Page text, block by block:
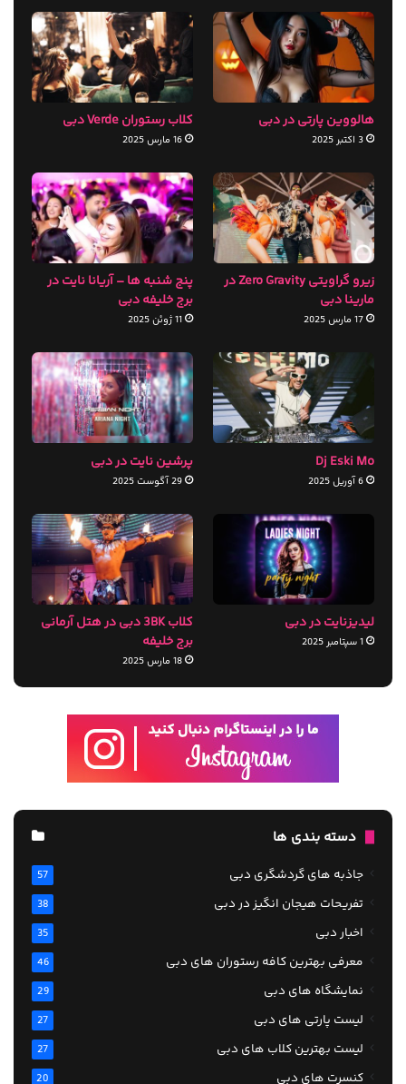
هالووین پارتی در دبی
3 اکتبر 2025
کلاب رستوران Verde دبی
16 مارس 2025
زیرو گراویتی Zero Gravity در
مارینا دبی
17 مارس 2025
پنج شنبه ها – آریانا نایت در
برج خلیفه دبی
11 ژوئن 2025
Dj Eski Mo
6 آوریل 2025
پرشین نایت در دبی
29 آگوست 2025
لیدیزنایت در دبی
1 سپتامبر 2025
کلاب 3BK دبی در هتل آرمانی
برج خلیفه
18 مارس 2025
دسته بندی ها
جاذبه های گردشگری دبی 57
تفریحات هیجان انگیز در دبی 38
اخبار دبی 35
معرفی بهترین کافه رستوران های دبی 46
نمایشگاه های دبی 29
لیست پارتی های دبی 27
لیست بهترین کلاب های دبی 27
کنسرت های دبی 20